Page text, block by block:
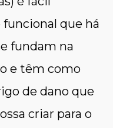
que há
fundam na
e têm como
de dano que
criar para o